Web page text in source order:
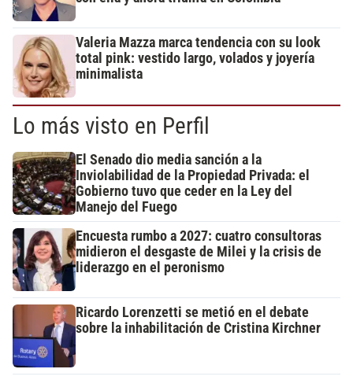
Valeria Mazza marca tendencia con su look
total pink: vestido largo, volados y joyería
minimalista
Lo más visto en Perfil
El Senado dio media sanción a la
Inviolabilidad de la Propiedad Privada: el
Gobierno tuvo que ceder en la Ley del
Manejo del Fuego
Encuesta rumbo a 2027: cuatro consultoras
midieron el desgaste de Milei y la crisis de
liderazgo en el peronismo
Ricardo Lorenzetti se metió en el debate
sobre la inhabilitación de Cristina Kirchner